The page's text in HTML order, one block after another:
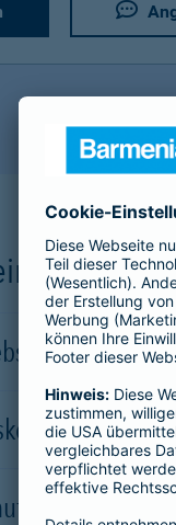
unserer
Schutz
Schutz